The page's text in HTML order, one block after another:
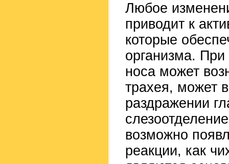
Любое
приводит к
которые
организма.
носа может
трахея, может
раздражении
возможно
реакции, как